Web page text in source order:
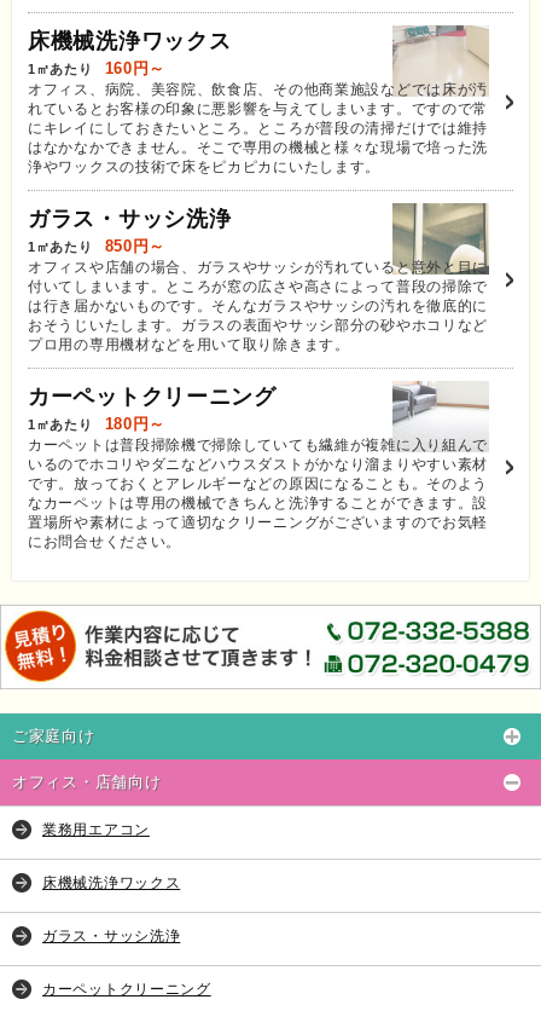
床機械洗浄ワックス
1㎡あたり 160円～
オフィス、病院、美容院、飲食店、その他商業施設などでは床が汚
れているとお客様の印象に悪影響を与えてしまいます。ですので常
にキレイにしておきたいところ。ところが普段の清掃だけでは維持
はなかなかできません。そこで専用の機械と様々な現場で培った洗
浄やワックスの技術で床をピカピカにいたします。
ガラス・サッシ洗浄
1㎡あたり 850円～
オフィスや店舗の場合、ガラスやサッシが汚れていると意外と目に
付いてしまいます。ところが窓の広さや高さによって普段の掃除で
は行き届かないものです。そんなガラスやサッシの汚れを徹底的に
おそうじいたします。ガラスの表面やサッシ部分の砂やホコリなど
プロ用の専用機材などを用いて取り除きます。
カーペットクリーニング
1㎡あたり 180円～
カーペットは普段掃除機で掃除していても繊維が複雑に入り組んで
いるのでホコリやダニなどハウスダストがかなり溜まりやすい素材
です。放っておくとアレルギーなどの原因になることも。そのよう
なカーペットは専用の機械できちんと洗浄することができます。設
置場所や素材によって適切なクリーニングがございますのでお気軽
にお問合せください。
ご家庭向け
オフィス・店舗向け
業務用エアコン
床機械洗浄ワックス
ガラス・サッシ洗浄
カーペットクリーニング